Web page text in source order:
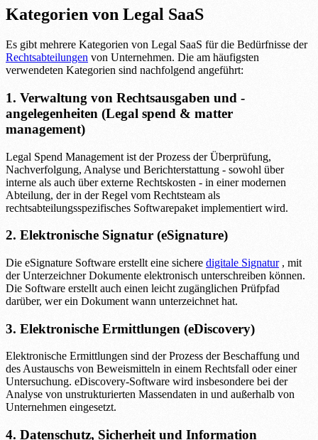
Kategorien von Legal SaaS
Es gibt mehrere Kategorien von Legal SaaS für die Bedürfnisse der
Rechtsabteilungen von Unternehmen. Die am häufigsten
verwendeten Kategorien sind nachfolgend angeführt:
1. Verwaltung von Rechtsausgaben und -
angelegenheiten (Legal spend & matter
management)
Legal Spend Management ist der Prozess der Überprüfung,
Nachverfolgung, Analyse und Berichterstattung - sowohl über
interne als auch über externe Rechtskosten - in einer modernen
Abteilung, der in der Regel vom Rechtsteam als
rechtsabteilungsspezifisches Softwarepaket implementiert wird.
2. Elektronische Signatur (eSignature)
Die eSignature Software erstellt eine sichere digitale Signatur, mit
der Unterzeichner Dokumente elektronisch unterschreiben können.
Die Software erstellt auch einen leicht zugänglichen Prüfpfad
darüber, wer ein Dokument wann unterzeichnet hat.
3. Elektronische Ermittlungen (eDiscovery)
Elektronische Ermittlungen sind der Prozess der Beschaffung und
des Austauschs von Beweismitteln in einem Rechtsfall oder einer
Untersuchung. eDiscovery-Software wird insbesondere bei der
Analyse von unstrukturierten Massendaten in und außerhalb von
Unternehmen eingesetzt.
4. Datenschutz, Sicherheit und Information